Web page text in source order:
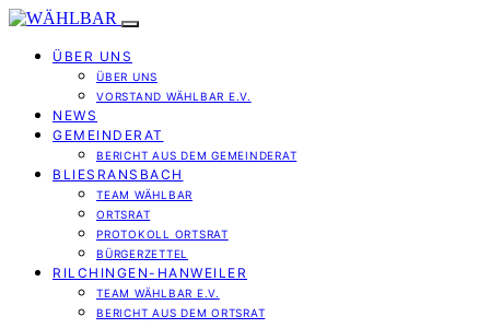
ÜBER UNS
ÜBER UNS
VORSTAND WÄHLBAR E.V.
NEWS
GEMEINDERAT
BERICHT AUS DEM GEMEINDERAT
BLIESRANSBACH
TEAM WÄHLBAR
ORTSRAT
PROTOKOLL ORTSRAT
BÜRGERZETTEL
RILCHINGEN-HANWEILER
TEAM WÄHLBAR E.V.
BERICHT AUS DEM ORTSRAT